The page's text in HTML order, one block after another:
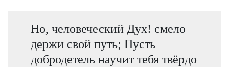
Но, человеческий Дух! смело
держи свой путь; Пусть
добродетель научит тебя твёрдо